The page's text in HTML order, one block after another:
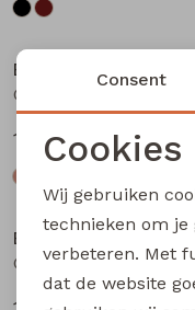
Bakkaboe
12,99
Bakkaboe
Noodzakelijke
Analytische
Marketing
Consent
Cookies
Wij gebruiken
technieken om je
verbeteren. Met
dat de website